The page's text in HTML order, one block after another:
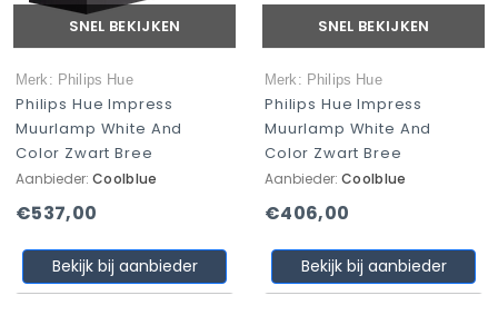
SNEL BEKIJKEN
Merk: Philips Hue
Philips Hue Impress
Muurlamp White And
Color Zwart Bree
Aanbieder: Coolblue
€537,00
Bekijk bij aanbieder
SNEL BEKIJKEN
Merk: Philips Hue
Philips Hue Impress
Muurlamp White And
Color Zwart Bree
Aanbieder: Coolblue
€406,00
Bekijk bij aanbieder